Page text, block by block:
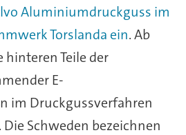
Aluminiumdruckguss im
Torslanda ein. Ab
hinteren Teile der
E-
im Druckgussverfahren
Schweden bezeichnen